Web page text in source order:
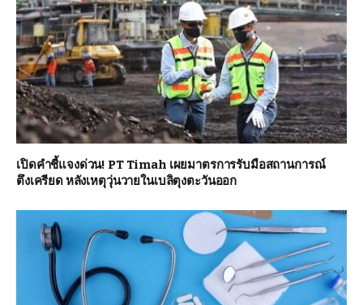
เปิดคำชี้แจงด่วน! PT Timah เผยมาตรการรับมือสถานการณ์
ตึงเครียด หลังเหตุวุ่นวายในเบลิตุงตะวันออก